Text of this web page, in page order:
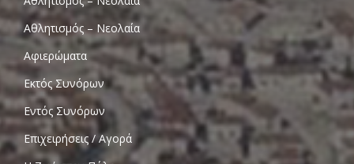
Αθλητισμός – Νεολαία
Αφιερώματα
Εκτός Συνόρων
Εντός Συνόρων
Επιχειρήσεις / Αγορά